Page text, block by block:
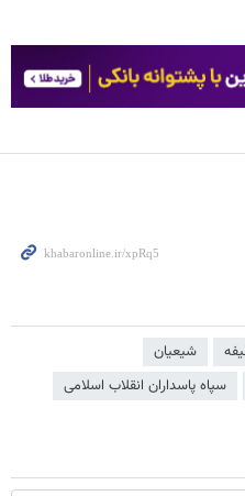
شیعیان
سپاه پاسداران انقلاب اسلامی